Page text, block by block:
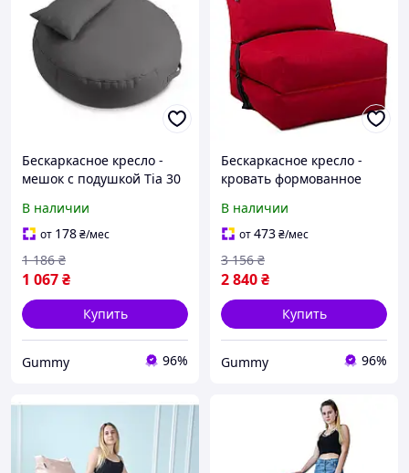
Бескаркасное кресло -
мешок с подушкой Tia 30
Оксфорд
В наличии
от 178₴/мес
1 067₴
1 186 ₴
Купить
Gummy 96%
Бескаркасное кресло -
кровать формованное
место) 70 х 70 х 80
Раскладушка
В наличии
от473₴/мес
2 840₴
3 156 ₴
Купить
Gummy 96%